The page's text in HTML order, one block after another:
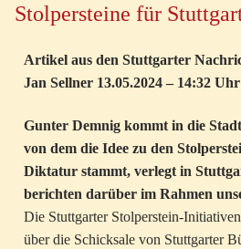
Stolpersteine für
Artikel aus den Stuttgarter
Jan Sellner 13.05.2024 – 14:32 Uhr
Gunter Demnig kommt in die
von dem die Idee zu den
Diktatur stammt, verlegt in
berichten darüber im Rahmen
Die Stuttgarter Stolperstein-
über die Schicksale von Stuttgarter